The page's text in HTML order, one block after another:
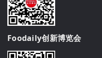
Foodaily创新博览会